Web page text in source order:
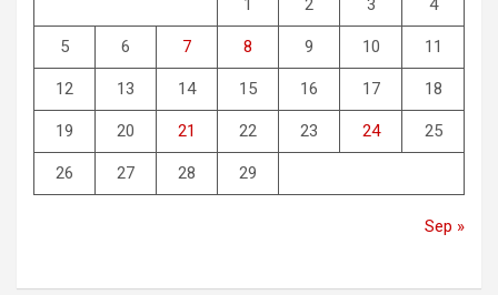
1 2 3 4
5 6 7 8 9 10 11
12 13 14 15 16 17 18
19 20 21 22 23 24 25
26 27 28 29
Sep »